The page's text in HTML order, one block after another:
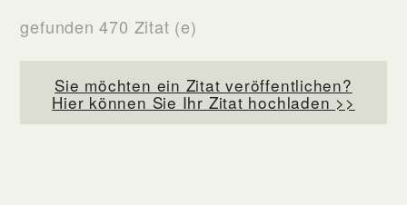
gefunden 470 Zitat (e)
Sie möchten ein Zitat veröffentlichen?
Hier können Sie Ihr Zitat hochladen >>